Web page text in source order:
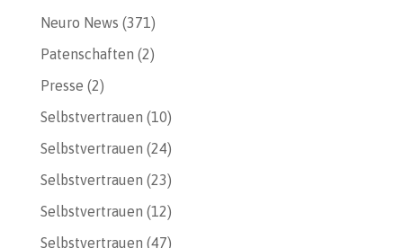
Neuro News (371)
Patenschaften (2)
Presse (2)
Selbstvertrauen (10)
Selbstvertrauen (24)
Selbstvertrauen (23)
Selbstvertrauen (12)
Selbstvertrauen (47)